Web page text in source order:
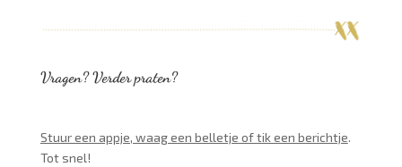
Vragen? Verder praten?
Stuur een appje, waag een belletje of tik een berichtje.
Tot snel!